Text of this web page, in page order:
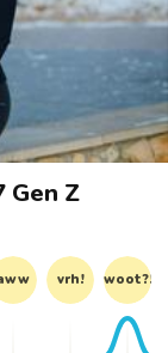
Gen Z
vrh! woot?!